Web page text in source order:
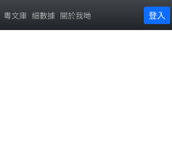
粵文庫 細數據 關於我哋 登入